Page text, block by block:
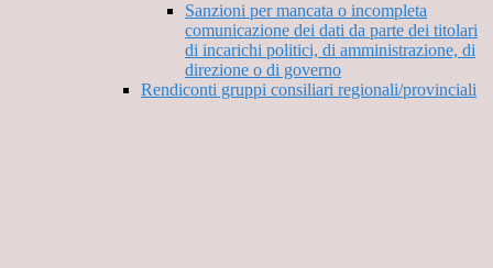
Sanzioni per mancata o incompleta
comunicazione dei dati da parte dei titolari
di incarichi politici, di amministrazione, di
direzione o di governo
Rendiconti gruppi consiliari regionali/provinciali